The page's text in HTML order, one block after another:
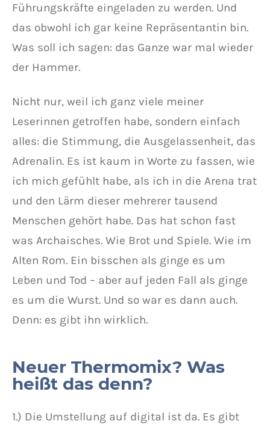
Führungskräfte eingeladen zu werden. Und
das obwohl ich gar keine Repräsentantin bin.
Was soll ich sagen: das Ganze war mal wieder
der Hammer.
Nicht nur, weil ich ganz viele meiner
Leserinnen getroffen habe, sondern einfach
alles: die Stimmung, die Ausgelassenheit, das
Adrenalin. Es ist kaum in Worte zu fassen, wie
ich mich gefühlt habe, als ich in die Arena trat
und den Lärm dieser mehrerer tausend
Menschen gehört habe. Das hat schon fast
was Archaisches. Wie Brot und Spiele. Wie im
Alten Rom. Ein bisschen als ginge es um
Leben und Tod – aber auf jeden Fall als ginge
es um die Wurst. Und so war es dann auch.
Denn: es gibt ihn wirklich.
Neuer Thermomix? Was
heißt das denn?
1.) Die Umstellung auf digital ist da. Es gibt